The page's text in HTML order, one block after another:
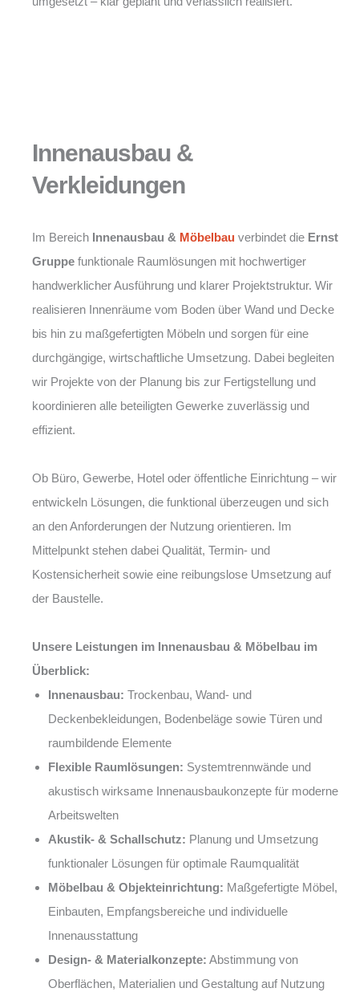
Innenausbau &
Verkleidungen
Im Bereich Innenausbau & Möbelbau verbindet die Ernst
Gruppe funktionale Raumlösungen mit hochwertiger
handwerklicher Ausführung und klarer Projektstruktur. Wir
realisieren Innenräume vom Boden über Wand und Decke
bis hin zu maßgefertigten Möbeln und sorgen für eine
durchgängige, wirtschaftliche Umsetzung. Dabei begleiten
wir Projekte von der Planung bis zur Fertigstellung und
koordinieren alle beteiligten Gewerke zuverlässig und
effizient.
Ob Büro, Gewerbe, Hotel oder öffentliche Einrichtung – wir
entwickeln Lösungen, die funktional überzeugen und sich
an den Anforderungen der Nutzung orientieren. Im
Mittelpunkt stehen dabei Qualität, Termin- und
Kostensicherheit sowie eine reibungslose Umsetzung auf
der Baustelle.
Unsere Leistungen im Innenausbau & Möbelbau im
Überblick:
Innenausbau: Trockenbau, Wand- und
Deckenbekleidungen, Bodenbeläge sowie Türen und
raumbildende Elemente
Flexible Raumlösungen: Systemtrennwände und
akustisch wirksame Innenausbaukonzepte für moderne
Arbeitswelten
Akustik- & Schallschutz: Planung und Umsetzung
funktionaler Lösungen für optimale Raumqualität
Möbelbau & Objekteinrichtung: Maßgefertigte Möbel,
Einbauten, Empfangsbereiche und individuelle
Innenausstattung
Design- & Materialkonzepte: Abstimmung von
Oberflächen, Materialien und Gestaltung auf Nutzung